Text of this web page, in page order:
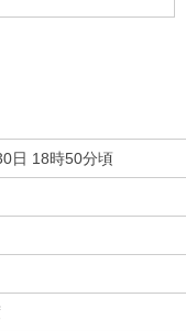
日 18時50分頃